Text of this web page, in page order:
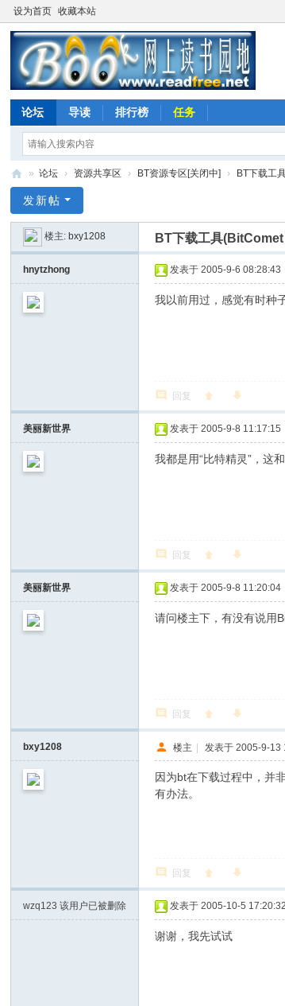
设为首页 收藏本站
论坛 导读 排行榜 任务
上
书
地
» 论坛 › 资源共享区 › BT资源专区[关闭中] › BT下载工
发新帖
楼主: bxy1208 BT下载工具
hnytzhong 发表于 2005-9-6 08:28:43
我以前用过，感觉有时种
回复
美丽新世界 发表于 2005-9-8 11:17:15
我都是用“比特精灵”，这
回复
美丽新世界 发表于 2005-9-8 11:20:04
请问楼主下，有没有说用
回复
bxy1208 楼主 | 发表于 2005-9-13
因为bt在下载过程中，并
有办法。
回复
wzq123该用户已被删除 发表于 2005-10-5 17:20:32
谢谢，我先试试